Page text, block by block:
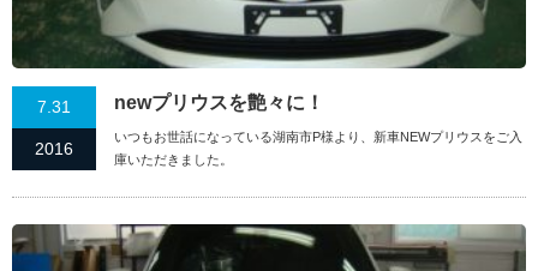
7.31
2016
newプリウスを艶々に！
いつもお世話になっている湖南市P様より、新車NEWプリウスをご入
庫いただきました。